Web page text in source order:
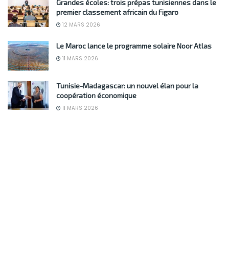
Grandes écoles: trois prépas tunisiennes dans le
premier classement africain du Figaro
12 MARS 2026
Le Maroc lance le programme solaire Noor Atlas
11 MARS 2026
Tunisie-Madagascar: un nouvel élan pour la
coopération économique
11 MARS 2026